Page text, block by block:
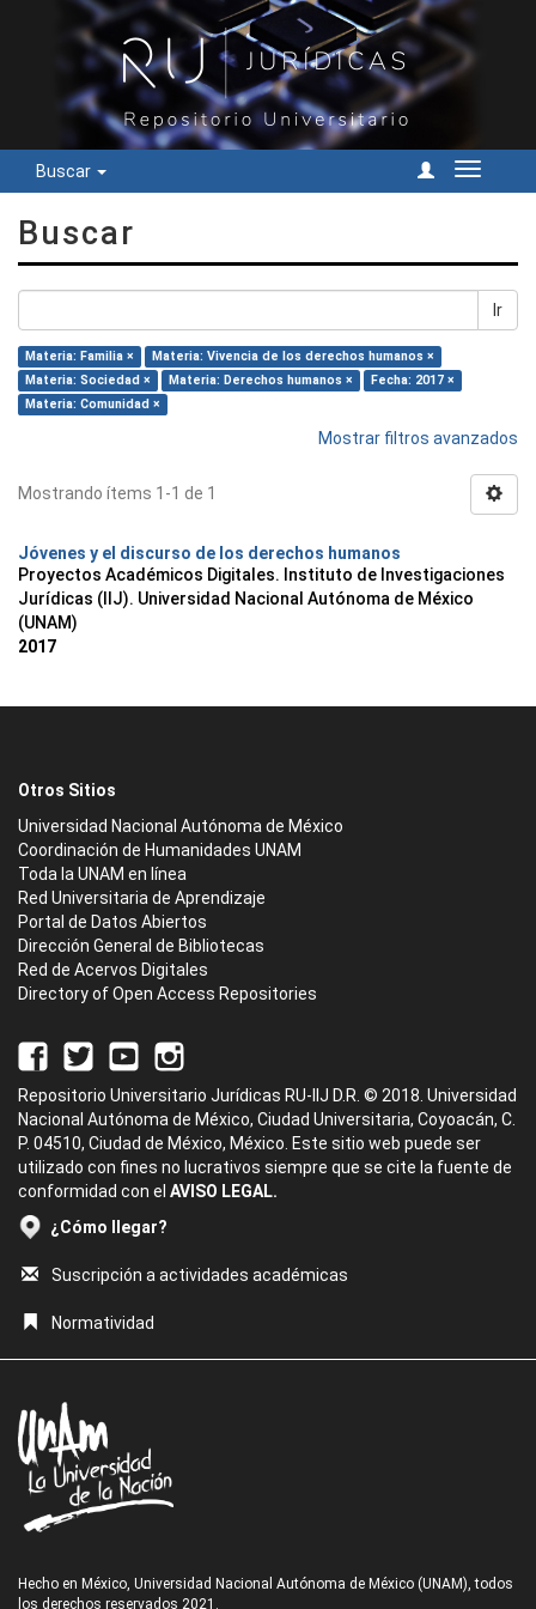
Buscar
Cambiar
Buscar
Ir
Materia: Familia ×
Materia: Vivencia de los derechos humanos ×
Materia: Sociedad ×
Materia: Derechos humanos ×
Fecha: 2017 ×
Materia: Comunidad ×
Mostrar filtros avanzados
Mostrando ítems 1-1 de 1
Jóvenes y el discurso de los derechos humanos
Proyectos Académicos Digitales. Instituto de Investigaciones
Jurídicas (IIJ). Universidad Nacional Autónoma de México
(UNAM)
2017
Otros Sitios
Universidad Nacional Autónoma de México
Coordinación de Humanidades UNAM
Toda la UNAM en línea
Red Universitaria de Aprendizaje
Portal de Datos Abiertos
Dirección General de Bibliotecas
Red de Acervos Digitales
Directory of Open Access Repositories
Repositorio Universitario Jurídicas RU-IIJ D.R. © 2018. Universidad
Nacional Autónoma de México, Ciudad Universitaria, Coyoacán, C.
P. 04510, Ciudad de México, México. Este sitio web puede ser
utilizado con fines no lucrativos siempre que se cite la fuente de
conformidad con el AVISO LEGAL.
¿Cómo llegar?
Suscripción a actividades académicas
Normatividad
Hecho en México, Universidad Nacional Autónoma de México (UNAM), todos
los derechos reservados 2021.